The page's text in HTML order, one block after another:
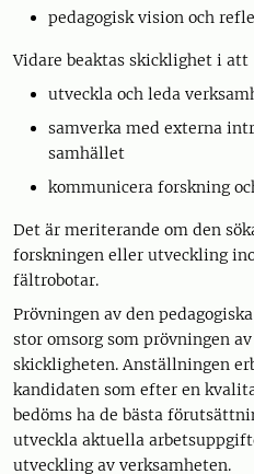
pedagogisk vision och
Vidare beaktas skicklighet i att
utveckla och leda
samverka med externa
samhället
kommunicera forskning
Det är meriterande om den
forskningen eller utveckling
fältrobotar.
Prövningen av den
stor omsorg som prövningen
skickligheten. Anställningen
kandidaten som efter en
bedöms ha de bästa
utveckla aktuella
utveckling av verksamheten.